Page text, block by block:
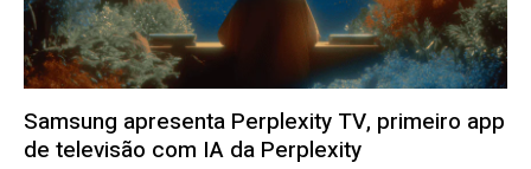
Samsung apresenta Perplexity TV, primeiro app
de televisão com IA da Perplexity